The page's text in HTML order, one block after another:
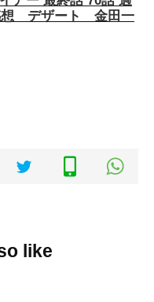
想 デザート 金田一
like